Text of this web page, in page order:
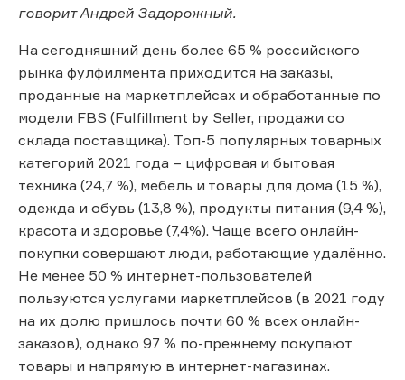
говорит Андрей Задорожный.
На сегодняшний день более 65 % российского
рынка фулфилмента приходится на заказы,
проданные на маркетплейсах и обработанные по
модели FBS (Fulfillment by Seller, продажи со
склада поставщика). Топ-5 популярных товарных
категорий 2021 года – цифровая и бытовая
техника (24,7 %), мебель и товары для дома (15 %),
одежда и обувь (13,8 %), продукты питания (9,4 %),
красота и здоровье (7,4%). Чаще всего онлайн-
покупки совершают люди, работающие удалённо.
Не менее 50 % интернет-пользователей
пользуются услугами маркетплейсов (в 2021 году
на их долю пришлось почти 60 % всех онлайн-
заказов), однако 97 % по-прежнему покупают
товары и напрямую в интернет-магазинах.